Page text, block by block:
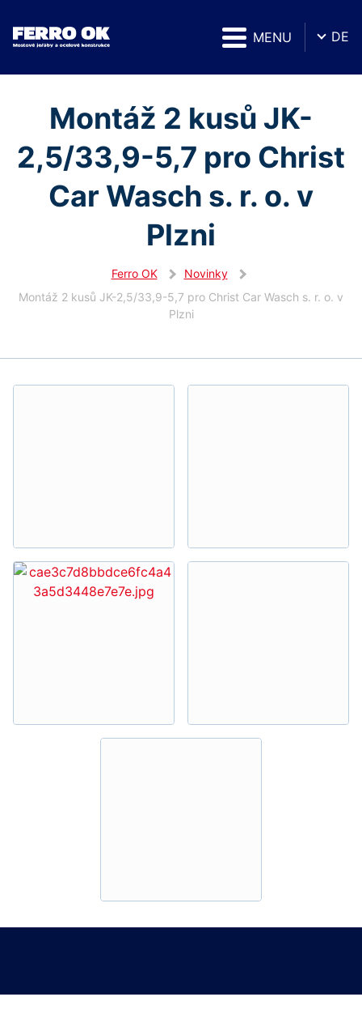
MENU DE
Montáž 2 kusů JK-
2,5/33,9-5,7 pro Christ
Car Wasch s. r. o. v
Plzni
Ferro OK
Novinky
Montáž 2 kusů JK-2,5/33,9-5,7 pro Christ Car Wasch s. r. o. v
Plzni